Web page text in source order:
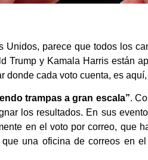
parece que todos los
Trump y Kamala Harris están
cada voto cuenta, es
trampas a gran escala”.
los resultados. En sus
en el voto por correo, que
una oficina de correos en